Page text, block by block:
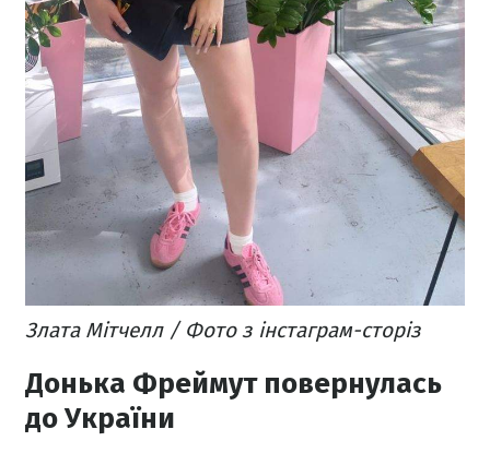
Злата Мітчелл / Фото з інстаграм-сторіз
Донька Фреймут повернулась
до України